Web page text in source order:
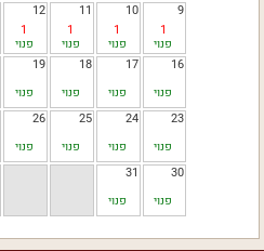
9
1
פנוי
10
1
פנוי
11
1
פנוי
12
1
פנוי
16
פנוי
17
פנוי
18
פנוי
19
פנוי
23
פנוי
24
פנוי
25
פנוי
26
פנוי
30
פנוי
31
פנוי